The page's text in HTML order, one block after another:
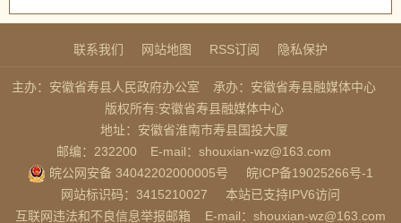
联系我们 网站地图 RSS订阅 隐私保护
主办：安徽省寿县人民政府办公室
承办：安徽省寿县融媒体中心
版权所有:安徽省寿县融媒体中心
地址：安徽省淮南市寿县国投大厦
邮编：232200
E-mail：shouxian-wz@163.com
皖公网安备 34042202000005号
皖ICP备19025266号-1
网站标识码：3415210027
本站已支持IPV6访问
互联网违法和不良信息举报邮箱
E-mail：shouxian-wz@163.com